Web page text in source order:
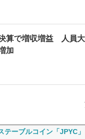
算で増収増益 人員大
加
テーブルコイン「JPYC」